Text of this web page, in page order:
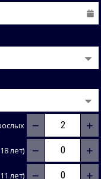
− +
лет) − +
лет) − +